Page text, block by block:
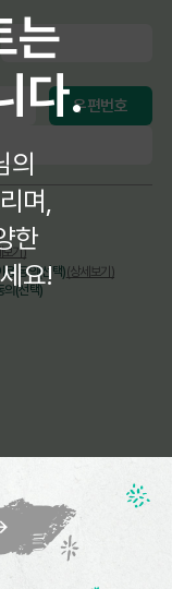
는
다.
의
며,
한
요!
우편번호
보기)
용 동의(선택)(상세보기)
의(선택)